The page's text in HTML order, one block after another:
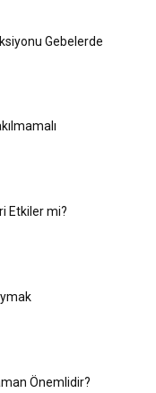
Gebelerde
Etkiler mi?
Önemlidir?